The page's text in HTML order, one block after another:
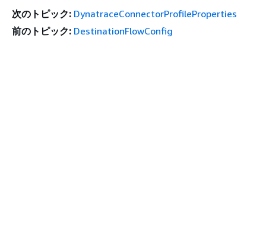
次のトピック: DynatraceConnectorProfileProperties
前のトピック: DestinationFlowConfig